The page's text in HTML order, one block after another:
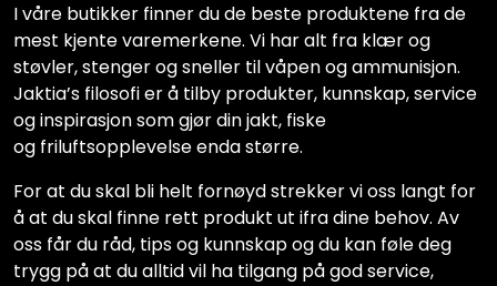
I våre butikker finner du de beste produktene fra de
mest kjente varemerkene. Vi har alt fra klær og
støvler, stenger og sneller til våpen og ammunisjon.
Jaktia’s filosofi er å tilby produkter, kunnskap, service
og inspirasjon som gjør din jakt, fiske
og friluftsopplevelse enda større.
For at du skal bli helt fornøyd strekker vi oss langt for
å at du skal finne rett produkt ut ifra dine behov. Av
oss får du råd, tips og kunnskap og du kan føle deg
trygg på at du alltid vil ha tilgang på god service,